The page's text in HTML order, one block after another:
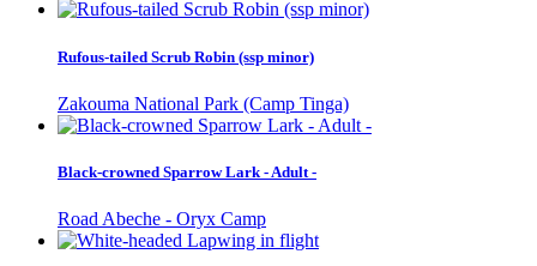
Rufous-tailed Scrub Robin (ssp minor)
Zakouma National Park (Camp Tinga)
Black-crowned Sparrow Lark - Adult -
Road Abeche - Oryx Camp